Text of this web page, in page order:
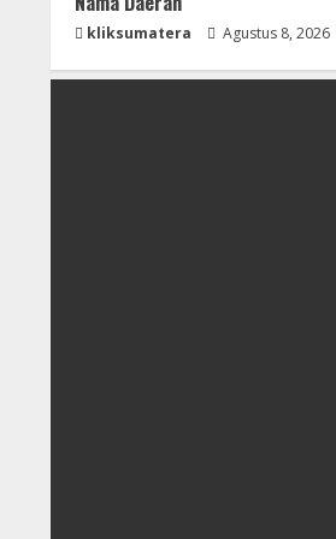
kliksumatera Agustus 8, 2026